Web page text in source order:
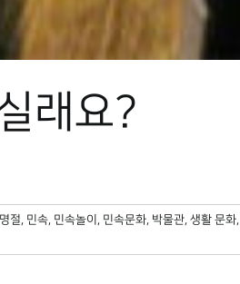
래요?
명절, 민속, 민속놀이 , 민속문화, 박물관, 생활 문화,